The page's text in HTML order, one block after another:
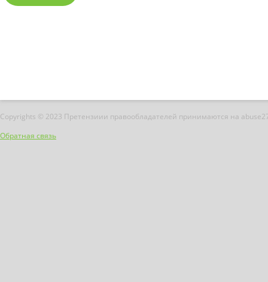
Copyrights © 2023 Претензиии правообладателей принимаются на
Обратная связь